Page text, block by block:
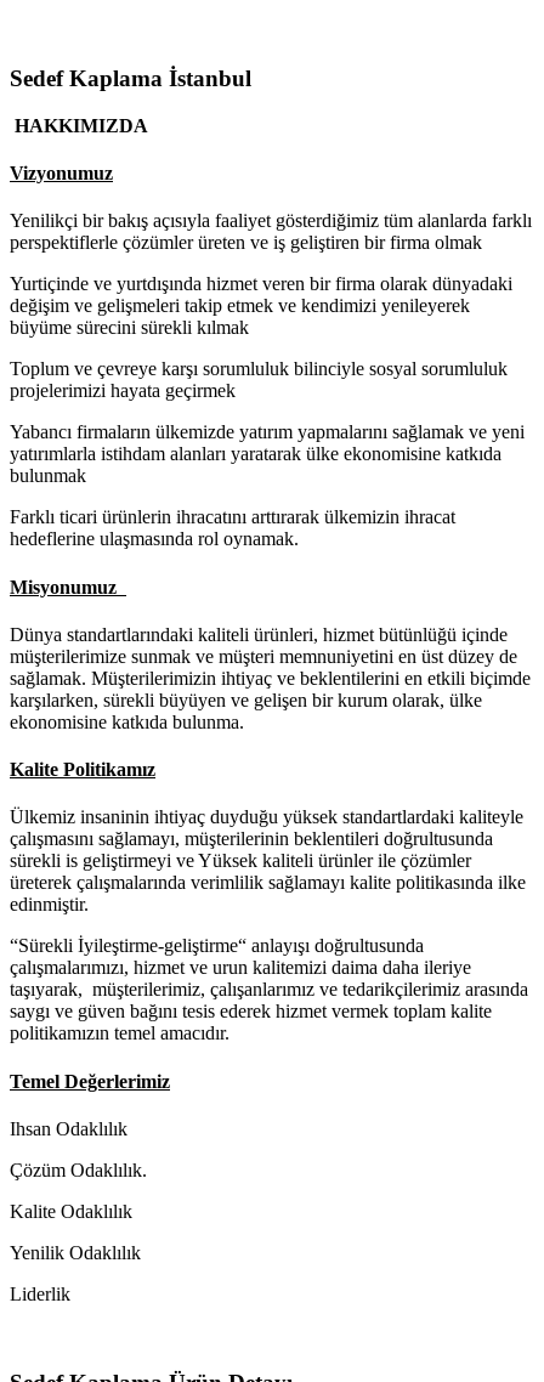
Sedef Kaplama İstanbul
HAKKIMIZDA
Vizyonumuz
Yenilikçi bir bakış açısıyla faaliyet gösterdiğimiz tüm alanlarda farklı
perspektiflerle çözümler üreten ve iş geliştiren bir firma olmak
Yurtiçinde ve yurtdışında hizmet veren bir firma olarak dünyadaki
değişim ve gelişmeleri takip etmek ve kendimizi yenileyerek
büyüme sürecini sürekli kılmak
Toplum ve çevreye karşı sorumluluk bilinciyle sosyal sorumluluk
projelerimizi hayata geçirmek
Yabancı firmaların ülkemizde yatırım yapmalarını sağlamak ve yeni
yatırımlarla istihdam alanları yaratarak ülke ekonomisine katkıda
bulunmak
Farklı ticari ürünlerin ihracatını arttırarak ülkemizin ihracat
hedeflerine ulaşmasında rol oynamak.
Misyonumuz
Dünya standartlarındaki kaliteli ürünleri, hizmet bütünlüğü içinde
müşterilerimize sunmak ve müşteri memnuniyetini en üst düzey de
sağlamak. Müşterilerimizin ihtiyaç ve beklentilerini en etkili biçimde
karşılarken, sürekli büyüyen ve gelişen bir kurum olarak, ülke
ekonomisine katkıda bulunma.
Kalite Politikamız
Ülkemiz insaninin ihtiyaç duyduğu yüksek standartlardaki kaliteyle
çalışmasını sağlamayı, müşterilerinin beklentileri doğrultusunda
sürekli is geliştirmeyi ve Yüksek kaliteli ürünler ile çözümler
üreterek çalışmalarında verimlilik sağlamayı kalite politikasında ilke
edinmiştir.
“Sürekli İyileştirme-geliştirme“ anlayışı doğrultusunda
çalışmalarımızı, hizmet ve urun kalitemizi daima daha ileriye
taşıyarak, müşterilerimiz, çalışanlarımız ve tedarikçilerimiz arasında
saygı ve güven bağını tesis ederek hizmet vermek toplam kalite
politikamızın temel amacıdır.
Temel Değerlerimiz
Ihsan Odaklılık
Çözüm Odaklılık.
Kalite Odaklılık
Yenilik Odaklılık
Liderlik